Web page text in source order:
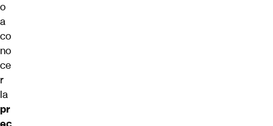
o
a
co
no
ce
r
la
pr